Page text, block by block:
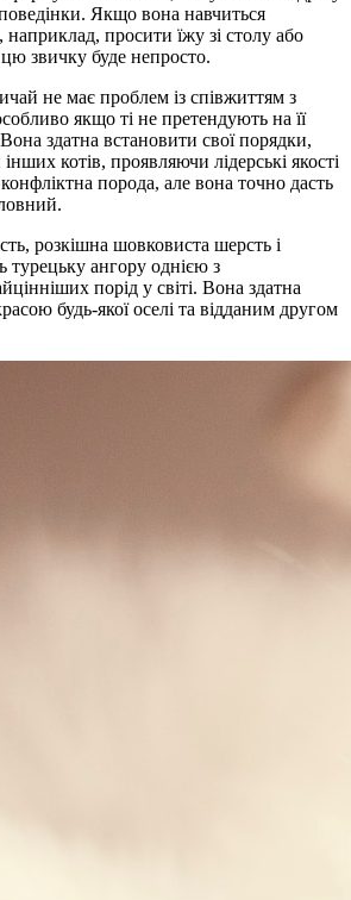
Якщо вона навчиться
наприклад, просити їжу зі столу або
звичку буде непросто.
не має проблем із співжиттям з
якщо ті не претендують на її
здатна встановити свої порядки,
котів, проявляючи лідерські якості
порода, але вона точно дасть
розкішна шовковиста шерсть і
турецьку ангору однією з
порід у світі. Вона здатна
будь-якої оселі та відданим другом